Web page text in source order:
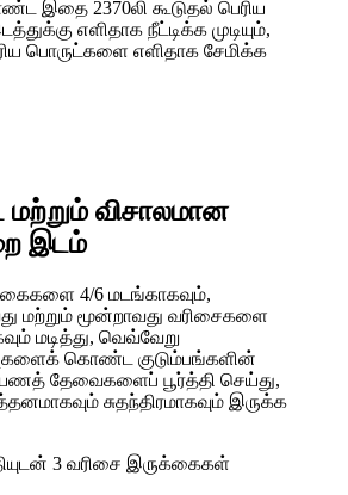
இதை 2370லி கூடுதல் பெரிய
எளிதாக நீட்டிக்க முடியும்,
பொருட்களை எளிதாக சேமிக்க
மற்றும் விசாலமான
இடம்
4/6 மடங்காகவும்,
மற்றும் மூன்றாவது வரிசைகளை
மடித்து, வெவ்வேறு
கொண்ட குடும்பங்களின்
தேவைகளைப் பூர்த்தி செய்து,
சுதந்திரமாகவும் இருக்க